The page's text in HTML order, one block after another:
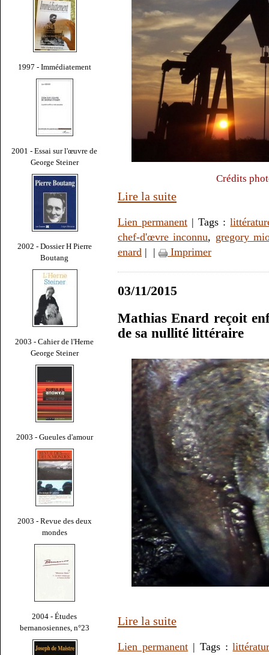
1997 - Immédiatement
2001 - Essai sur l'œuvre de
George Steiner
2002 - Dossier H Pierre
Boutang
2003 - Cahier de l'Herne
George Steiner
2003 - Gueules d'amour
2003 - Revue des deux
mondes
2004 - Études
bernanosiennes, n°23
Crédits
Lire la suite
Lien permanent | Tags :
chef-d'œvre inconnu, gregory
enard | | Imprimer
03/11/2015
Mathias Enard reçoit
de sa nullité littéraire
Lire la suite
Lien permanent| Tags :